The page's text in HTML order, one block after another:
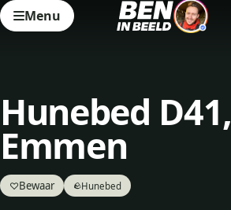
Menu
Hunebed D41,
Emmen
♡Bewaar 🪨Hunebed